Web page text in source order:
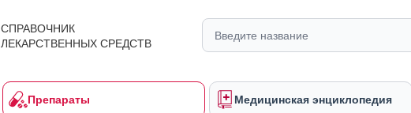
СПРАВОЧНИК
ЛЕКАРСТВЕННЫХ СРЕДСТВ
Препараты Медицинская энциклопедия